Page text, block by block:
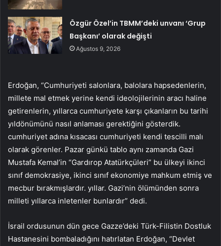
Özgür Özel’in TBMM’deki unvanı ‘Grup
Başkanı’ olarak değişti
Ağustos 9, 2026
Erdoğan, “Cumhuriyeti salonlara, balolara hapsedenlerin,
millete mal etmek yerine kendi ideolojilerinin aracı haline
getirenlerin, yıllarca cumhuriyete karşı çıkanların bu tarihi
yıldönümünü nasıl anlaması gerektiğini gösterdik.
cumhuriyet adına kısacası cumhuriyeti kendi tescilli malı
olarak görenler. Pazar günkü tablo aynı zamanda Gazi
Mustafa Kemal’in “Gardırop Atatürkçüleri” bu ülkeyi ikinci
sınıf demokrasiye, ikinci sınıf ekonomiye mahkum etmiş ve
mecbur bırakmışlardır. yıllar. Gazi’nin ölümünden sonra
milleti yıllarca inletenler bunlardır” dedi.
İsrail ordusunun dün gece Gazze’deki Türk-Filistin Dostluk
Hastanesini bombaladığını hatırlatan Erdoğan, “Devlet